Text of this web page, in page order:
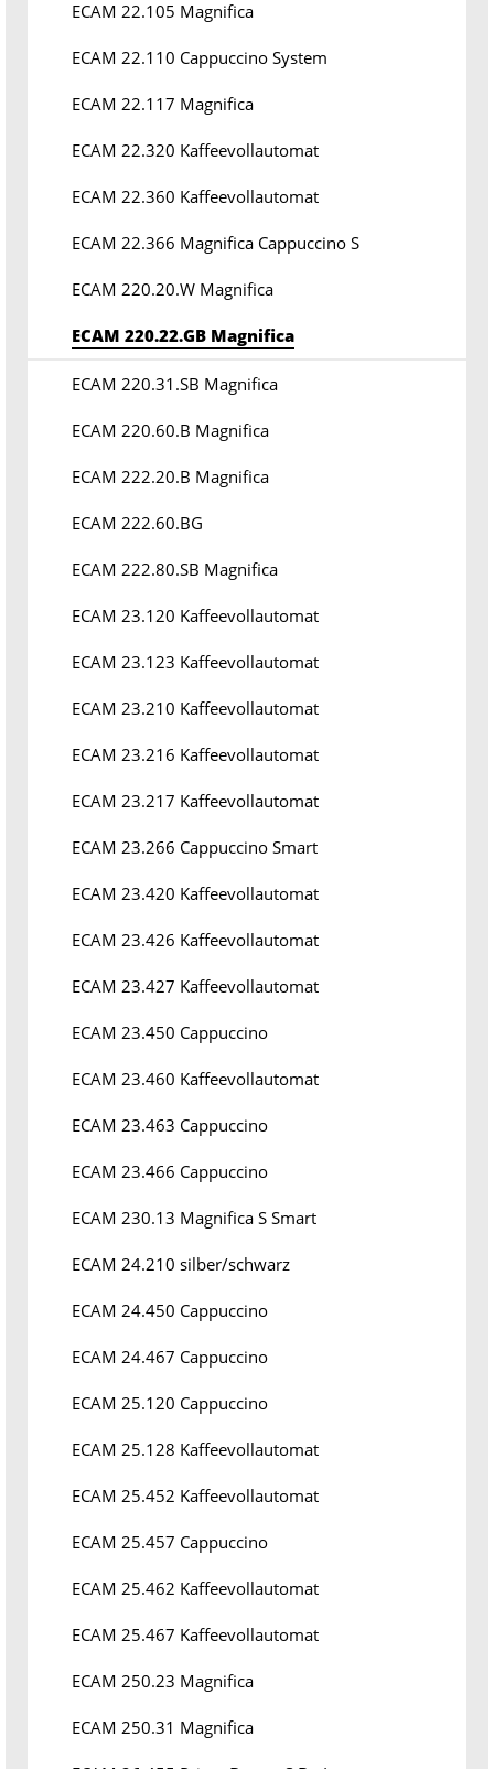
ECAM 22.105 Magnifica
ECAM 22.110 Cappuccino System
ECAM 22.117 Magnifica
ECAM 22.320 Kaffeevollautomat
ECAM 22.360 Kaffeevollautomat
ECAM 22.366 Magnifica Cappuccino S
ECAM 220.20.W Magnifica
ECAM 220.22.GB Magnifica
ECAM 220.31.SB Magnifica
ECAM 220.60.B Magnifica
ECAM 222.20.B Magnifica
ECAM 222.60.BG
ECAM 222.80.SB Magnifica
ECAM 23.120 Kaffeevollautomat
ECAM 23.123 Kaffeevollautomat
ECAM 23.210 Kaffeevollautomat
ECAM 23.216 Kaffeevollautomat
ECAM 23.217 Kaffeevollautomat
ECAM 23.266 Cappuccino Smart
ECAM 23.420 Kaffeevollautomat
ECAM 23.426 Kaffeevollautomat
ECAM 23.427 Kaffeevollautomat
ECAM 23.450 Cappuccino
ECAM 23.460 Kaffeevollautomat
ECAM 23.463 Cappuccino
ECAM 23.466 Cappuccino
ECAM 230.13 Magnifica S Smart
ECAM 24.210 silber/schwarz
ECAM 24.450 Cappuccino
ECAM 24.467 Cappuccino
ECAM 25.120 Cappuccino
ECAM 25.128 Kaffeevollautomat
ECAM 25.452 Kaffeevollautomat
ECAM 25.457 Cappuccino
ECAM 25.462 Kaffeevollautomat
ECAM 25.467 Kaffeevollautomat
ECAM 250.23 Magnifica
ECAM 250.31 Magnifica